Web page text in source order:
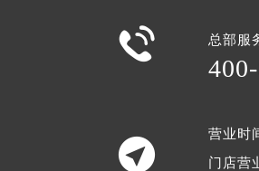
内蒙古自治
内蒙古自治
内蒙古自治
 总部服

营业时
门店营